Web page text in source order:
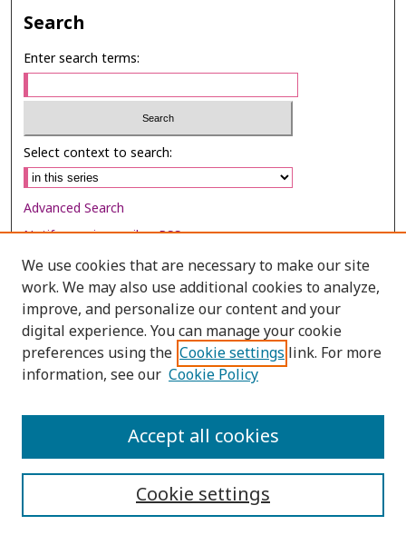
Search
Enter search terms:
Select context to search:
Advanced Search
Notify me via email orRSS
Browse
Collections
Disciplines
Authors
We use cookies that are necessary to make our site
work. We may also use additional cookies to analyze,
improve, and personalize our content and your
digital experience. You can manage your cookie
preferences using the Cookie settings link. For more
information, see our Cookie Policy
Cookie settings
Accept all cookies